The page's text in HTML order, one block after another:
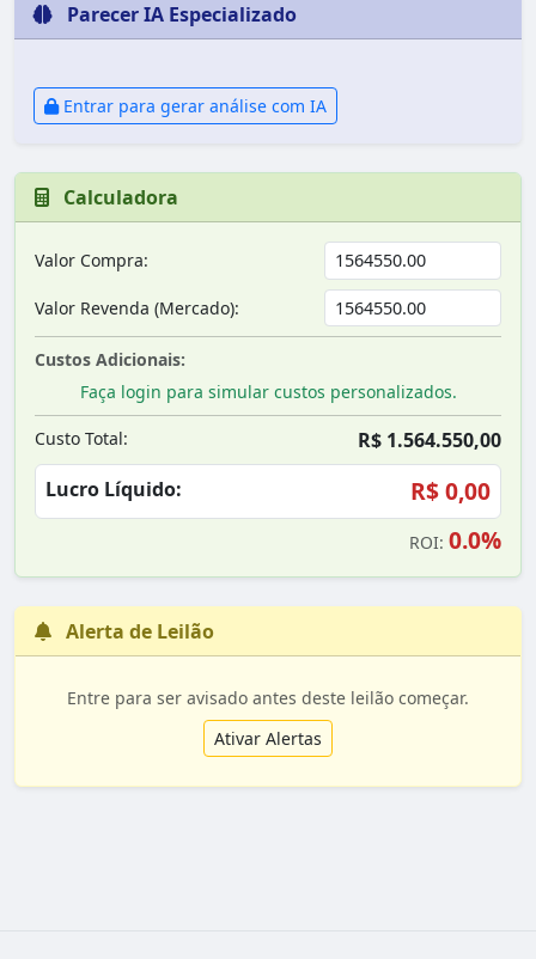
Parecer IA Especializado
Entrar para gerar análise com IA
Calculadora
Valor Compra:
Valor Revenda (Mercado):
Custos Adicionais:
Faça login para simular custos personalizados.
Custo Total:
R$ 1.564.550,00
Lucro Líquido:
R$ 0,00
ROI: 0.0%
Alerta de Leilão
Entre para ser avisado antes deste leilão começar.
Ativar Alertas